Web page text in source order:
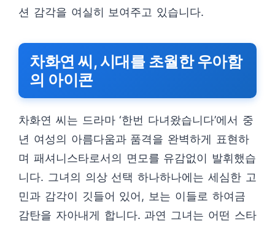
션 감각을 여실히 보여주고 있습니다.
차화연 씨, 시대를 초월한 우아함
의 아이콘
차화연 씨는 드라마 ‘한번 다녀왔습니다’에서 중
년 여성의 아름다움과 품격을 완벽하게 표현하
며 패셔니스타로서의 면모를 유감없이 발휘했습
니다. 그녀의 의상 선택 하나하나에는 세심한 고
민과 감각이 깃들어 있어, 보는 이들로 하여금
감탄을 자아내게 합니다. 과연 그녀는 어떤 스타